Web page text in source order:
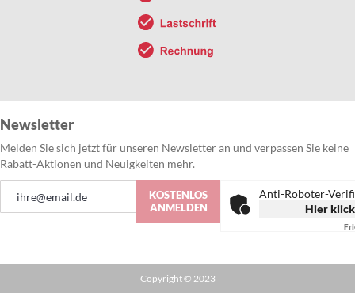
Newsletter
Melden Sie sich jetzt für unseren Newsletter an und verpassen Sie keine
Rabatt-Aktionen und Neuigkeiten mehr.
zum
KOSTENLOS
ANMELDEN
Anti-Roboter-
Hier
Copyright © 2023